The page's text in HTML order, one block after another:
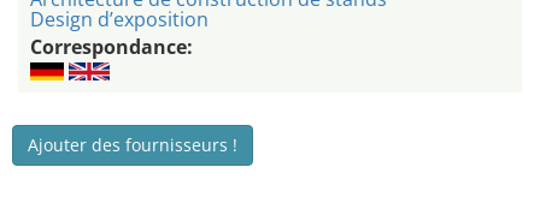
Design d’exposition
Correspondance:
Ajouter des fournisseurs !